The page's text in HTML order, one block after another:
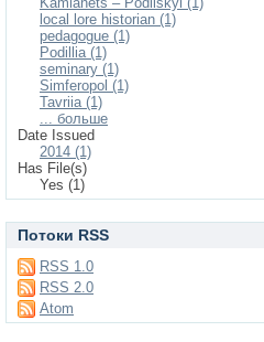
local lore historian (1)
pedagogue (1)
Podillia (1)
seminary (1)
Simferopol (1)
Tavriia (1)
... больше
Date Issued
2014 (1)
Has File(s)
Yes (1)
Потоки RSS
RSS 1.0
RSS 2.0
Atom